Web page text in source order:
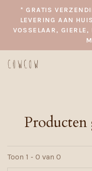
* GRATIS
LEVERING AAN
VOSSELAAR,
Toon 1 - 0 van 0